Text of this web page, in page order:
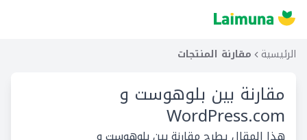
الرئيسية مقارنة المنتجات
مقارنة بين بلوهوست و
WordPress.com